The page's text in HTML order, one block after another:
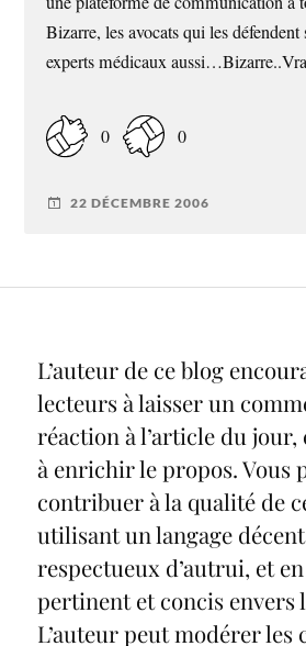
Bizarre, les avocats qui les
experts médicaux
0 0
22 DÉCEMBRE 2006
L’auteur de ce blog
lecteurs à laisser un
réaction à l’article du
à enrichir le propos. Vous
contribuer à la qualité de
utilisant un langage
respectueux d’autrui, et
pertinent et concis envers
L’auteur peut modérer les